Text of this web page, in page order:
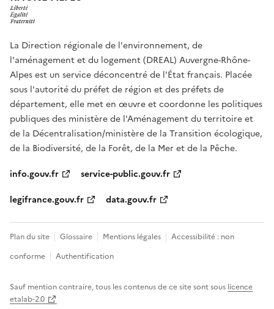
La Direction régionale de l'environnement, de
l'aménagement et du logement (DREAL) Auvergne-Rhône-
Alpes est un service déconcentré de l'État français. Placée
sous l'autorité du préfet de région et des préfets de
département, elle met en œuvre et coordonne les politiques
publiques des ministère de l'Aménagement du territoire et
de la Décentralisation/ministère de la Transition écologique,
de la Biodiversité, de la Forêt, de la Mer et de la Pêche.
info.gouv.fr
service-public.gouv.fr
legifrance.gouv.fr
data.gouv.fr
Plan du site Glossaire Mentions légales
Accessibilité : non
conforme
Authentification
Sauf mention contraire, tous les contenus de ce site sont sous licence
etalab-2.0